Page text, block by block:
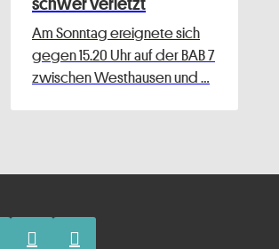
Am Sonntag ereignete sich
gegen 15.20 Uhr auf der BAB 7
zwischen Westhausen und …